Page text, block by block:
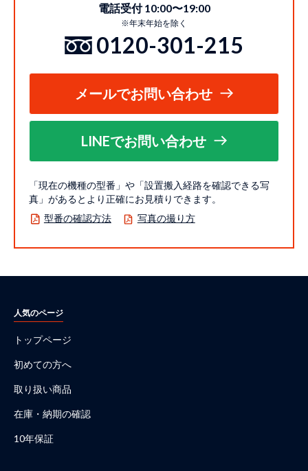
電話受付 10:00〜19:00
※年末年始を除く
0120-301-215
メールでお問い合わせ
LINEでお問い合わせ
「現在の機種の型番」や「設置搬入経路を確認できる写
真」があるとより正確にお見積りできます。
型番の確認方法
写真の撮り方
人気のページ
トップページ
初めての方へ
取り扱い商品
在庫・納期の確認
10年保証